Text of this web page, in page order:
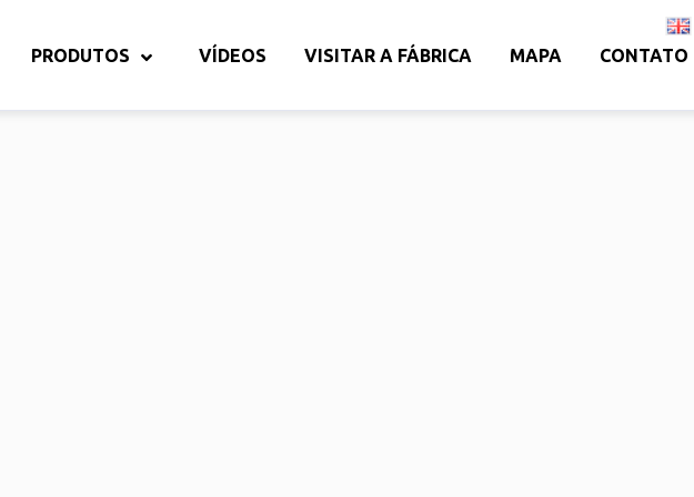
PRODUTOS VÍDEOS VISITAR A FÁBRICA MAPA CONTATO